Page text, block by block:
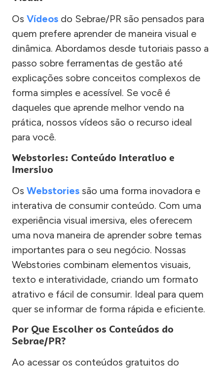
Os Vídeos do Sebrae/PR são pensados para
quem prefere aprender de maneira visual e
dinâmica. Abordamos desde tutoriais passo a
passo sobre ferramentas de gestão até
explicações sobre conceitos complexos de
forma simples e acessível. Se você é
daqueles que aprende melhor vendo na
prática, nossos vídeos são o recurso ideal
para você.
Webstories: Conteúdo Interativo e
Imersivo
Os Webstories são uma forma inovadora e
interativa de consumir conteúdo. Com uma
experiência visual imersiva, eles oferecem
uma nova maneira de aprender sobre temas
importantes para o seu negócio. Nossas
Webstories combinam elementos visuais,
texto e interatividade, criando um formato
atrativo e fácil de consumir. Ideal para quem
quer se informar de forma rápida e eficiente.
Por Que Escolher os Conteúdos do
Sebrae/PR?
Ao acessar os conteúdos gratuitos do